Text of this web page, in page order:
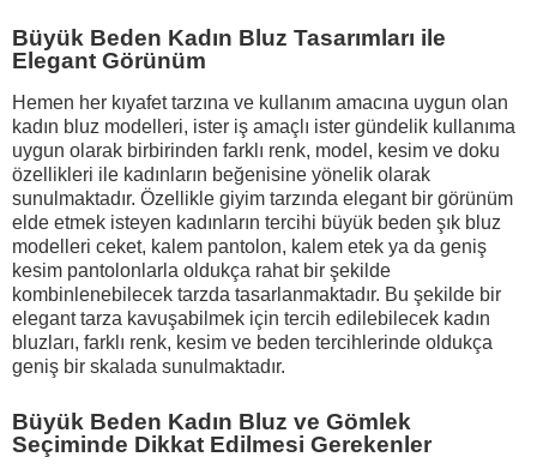
Büyük Beden Kadın Bluz Tasarımları ile
Elegant Görünüm
Hemen her kıyafet tarzına ve kullanım amacına uygun olan
kadın bluz modelleri, ister iş amaçlı ister gündelik kullanıma
uygun olarak birbirinden farklı renk, model, kesim ve doku
özellikleri ile kadınların beğenisine yönelik olarak
sunulmaktadır. Özellikle giyim tarzında elegant bir görünüm
elde etmek isteyen kadınların tercihi büyük beden şık bluz
modelleri ceket, kalem pantolon, kalem etek ya da geniş
kesim pantolonlarla oldukça rahat bir şekilde
kombinlenebilecek tarzda tasarlanmaktadır. Bu şekilde bir
elegant tarza kavuşabilmek için tercih edilebilecek kadın
bluzları, farklı renk, kesim ve beden tercihlerinde oldukça
geniş bir skalada sunulmaktadır.
Büyük Beden Kadın Bluz ve Gömlek
Seçiminde Dikkat Edilmesi Gerekenler